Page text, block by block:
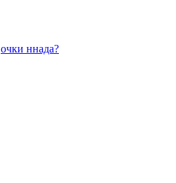
очки ннада?